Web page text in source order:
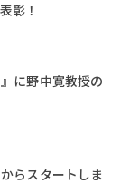
彰！
に野中寛教授の
らスタートしま